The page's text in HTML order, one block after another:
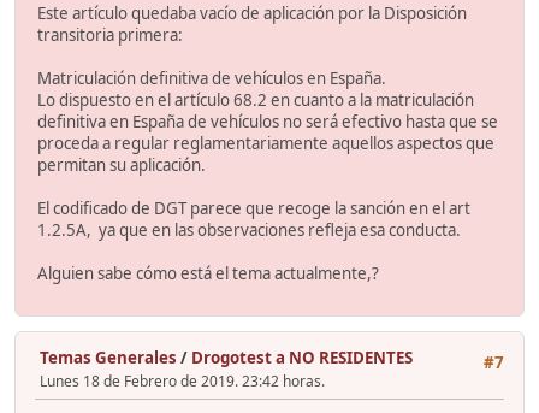
Este artículo quedaba vacío de aplicación por la Disposición
transitoria primera:
Matriculación definitiva de vehículos en España.
Lo dispuesto en el artículo 68.2 en cuanto a la matriculación
definitiva en España de vehículos no será efectivo hasta que se
proceda a regular reglamentariamente aquellos aspectos que
permitan su aplicación.
El codificado de DGT parece que recoge la sanción en el art
1.2.5A, ya que en las observaciones refleja esa conducta.
Alguien sabe cómo está el tema actualmente,?
#7
Temas Generales / Drogotest a NO RESIDENTES
Lunes 18 de Febrero de 2019. 23:42 horas.